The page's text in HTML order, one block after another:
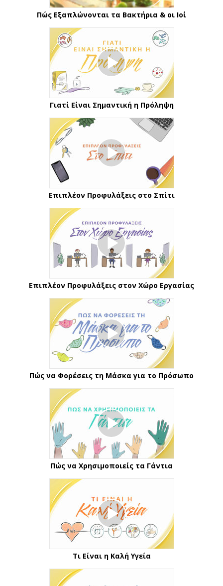
Πώς Εξαπλώνονται τα Βακτήρια & οι Ιοί
Γιατί Είναι Σημαντική η Πρόληψη
Επιπλέον Προφυλάξεις στο Σπίτι
Επιπλέον Προφυλάξεις στον Χώρο Εργασίας
Πώς να Φορέσεις τη Μάσκα για το Πρόσωπο
Πώς να Χρησιμοποιείς τα Γάντια
Τι Είναι η Καλή Υγεία